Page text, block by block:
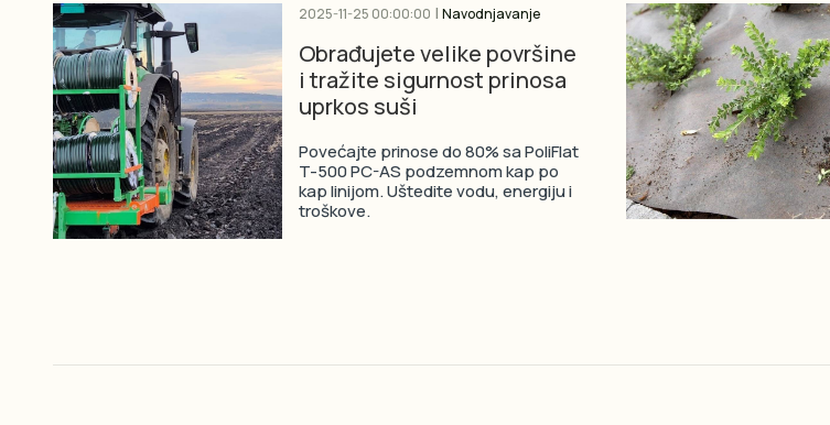
2025-11-25 00:00:00 | Navodnjavanje
Obrađujete velike površine
i tražite sigurnost prinosa
uprkos suši
Povećajte prinose do 80% sa PoliFlat
T-500 PC-AS podzemnom kap po
kap linijom. Uštedite vodu, energiju i
troškove.